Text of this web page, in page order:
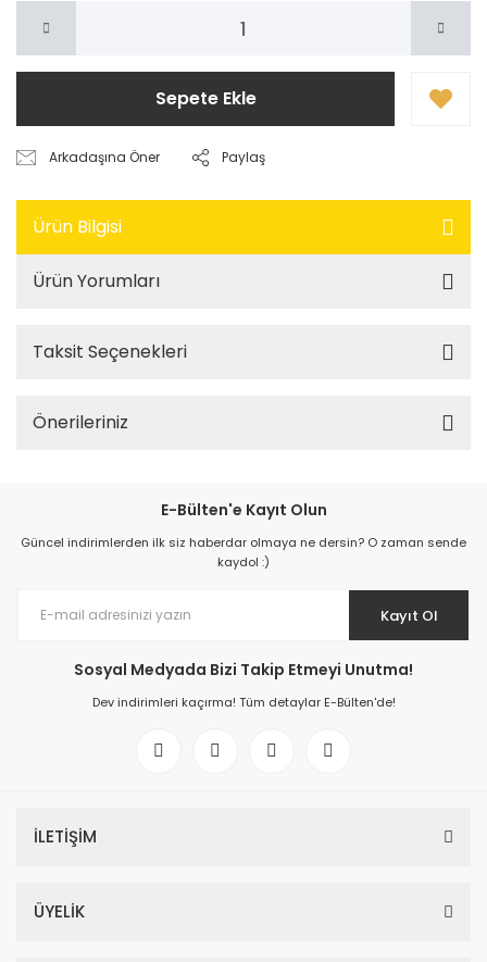
Sepete Ekle
Arkadaşına Öner Paylaş
Ürün Bilgisi
Ürün Yorumları
Taksit Seçenekleri
Önerileriniz
E-Bülten'e Kayıt Olun
Güncel indirimlerden ilk siz haberdar olmaya ne dersin? O zaman sende
kaydol :)
Kayıt Ol
Sosyal Medyada Bizi Takip Etmeyi Unutma!
Dev indirimleri kaçırma! Tüm detaylar E-Bülten'de!
İLETİŞİM
ÜYELİK